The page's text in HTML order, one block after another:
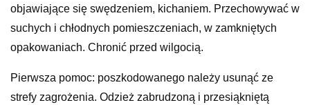
objawiające się swędzeniem, kichaniem. Przechowywać w
suchych i chłodnych pomieszczeniach, w zamkniętych
opakowaniach. Chronić przed wilgocią.
Pierwsza pomoc: poszkodowanego należy usunąć ze
strefy zagrożenia. Odzież zabrudzoną i przesiąkniętą